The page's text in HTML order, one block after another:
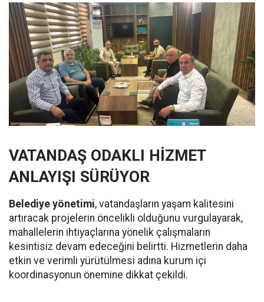
VATANDAŞ ODAKLI HİZMET
ANLAYIŞI SÜRÜYOR
Belediye yönetimi, vatandaşların yaşam kalitesini
artıracak projelerin öncelikli olduğunu vurgulayarak,
mahallelerin ihtiyaçlarına yönelik çalışmaların
kesintisiz devam edeceğini belirtti. Hizmetlerin daha
etkin ve verimli yürütülmesi adına kurum içi
koordinasyonun önemine dikkat çekildi.